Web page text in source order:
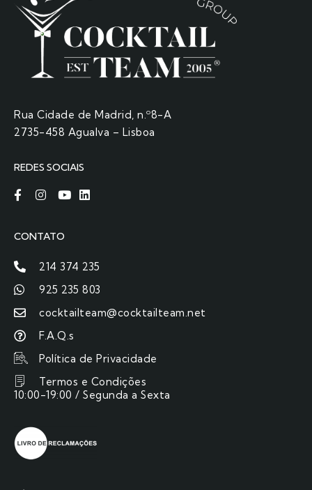
Rua Cidade de Madrid, n.º8-A
2735-458 Agualva – Lisboa
REDES SOCIAIS
CONTATO
214 374 235
925 235 803
cocktailteam@cocktailteam.net
F.A.Q.s
Política de Privacidade
Termos e Condições
10:00-19:00 / Segunda a Sexta